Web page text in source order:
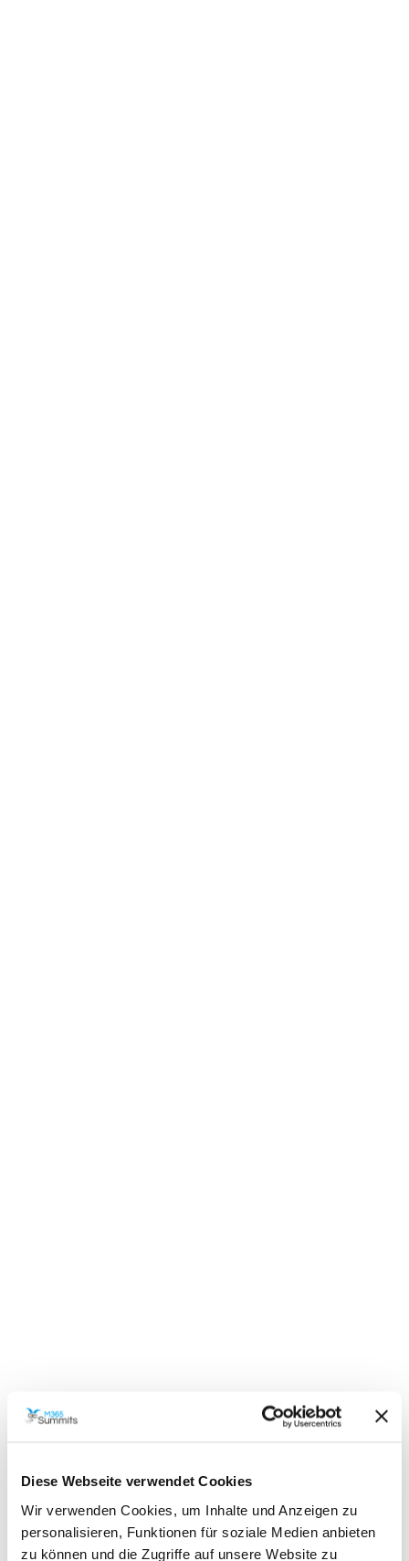
Diese Webseite verwendet Cookies
Wir verwenden Cookies, um Inhalte und Anzeigen zu
personalisieren, Funktionen für soziale Medien anbieten
zu können und die Zugriffe auf unsere Website zu